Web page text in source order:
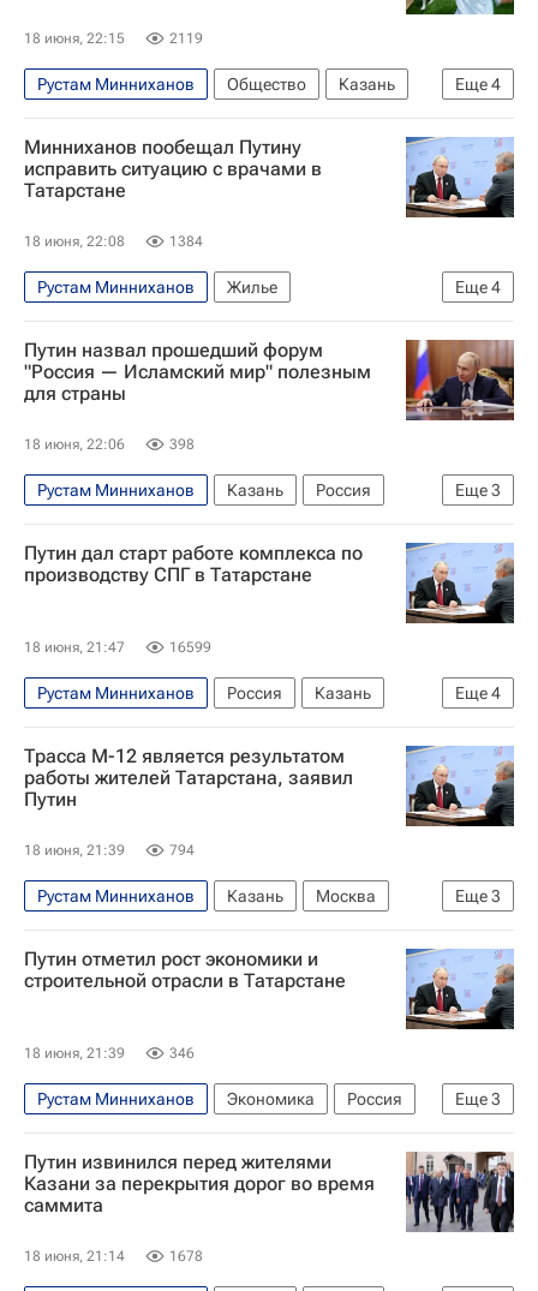
18 июня, 22:15 2119
Еще4
Рустам Минниханов Общество
Казань
Россия
Владимир Путин
Воздушно-космические силы России
Саммит Россия — АСЕАН в Казани
Минниханов пообещал Путину
исправить ситуацию с врачами в
Татарстане
18 июня, 22:08 1384
Еще4
Рустам Минниханов
Жилье
Республика Татарстан (Татарстан)
Россия
Владимир Путин
Общество
Путин назвал прошедший форум
"Россия — Исламский мир" полезным
для страны
18 июня, 22:06 398
Еще3
Рустам Минниханов Казань
Россия
Республика Татарстан (Татарстан)
Владимир Путин
Путин дал старт работе комплекса по
производству СПГ в Татарстане
18 июня, 21:47 16599
Еще4
Рустам Минниханов Россия
Казань
Зеленодольск
Владимир Путин
Экономика
Республика Татарстан
Трасса М-12 является результатом
работы жителей Татарстана, заявил
Путин
18 июня, 21:39 794
Еще3
Рустам Минниханов Казань
Москва
Россия
Владимир Путин Экономика
Путин отметил рост экономики и
строительной отрасли в Татарстане
18 июня, 21:39 346
Еще3
Рустам Минниханов Экономика
Россия
Казань
Владимир Путин
Саммит Россия — АСЕАН в Казани
Путин извинился перед жителями
Казани за перекрытия дорог во время
саммита
18 июня, 21:14 1678